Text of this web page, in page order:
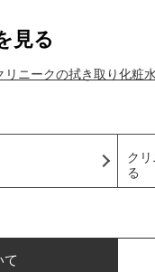
見る
ニークの拭き取り化粧
ク
る
て